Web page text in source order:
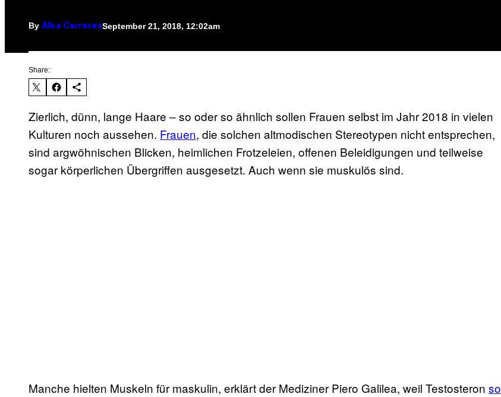
By Alba CarreresSeptember 21, 2018, 12:02am
Share:
Zierlich, dünn, lange Haare – so oder so ähnlich sollen Frauen selbst im Jahr 2018 in vielen
Kulturen noch aussehen. Frauen, die solchen altmodischen Stereotypen nicht entsprechen,
sind argwöhnischen Blicken, heimlichen Frotzeleien, offenen Beleidigungen und teilweise
sogar körperlichen Übergriffen ausgesetzt. Auch wenn sie muskulös sind.
Manche hielten Muskeln für maskulin, erklärt der Mediziner Piero Galilea, weil Testosteron so